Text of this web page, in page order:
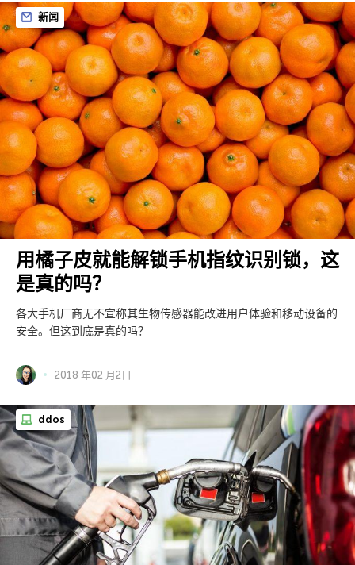
新闻
用橘子皮就能解锁手机指纹识别锁，这
是真的吗？
各大手机厂商无不宣称其生物传感器能改进用户体验和移动设备的
安全。但这到底是真的吗？
2018 年02 月2日
ddos